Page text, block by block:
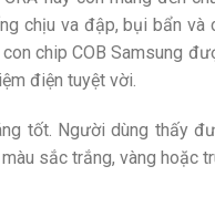
chịu va đập, bụi bẩn
chip COB Samsung
điện tuyệt vời.
tốt. Người dùng thấy
sắc trắng, vàng hoặc